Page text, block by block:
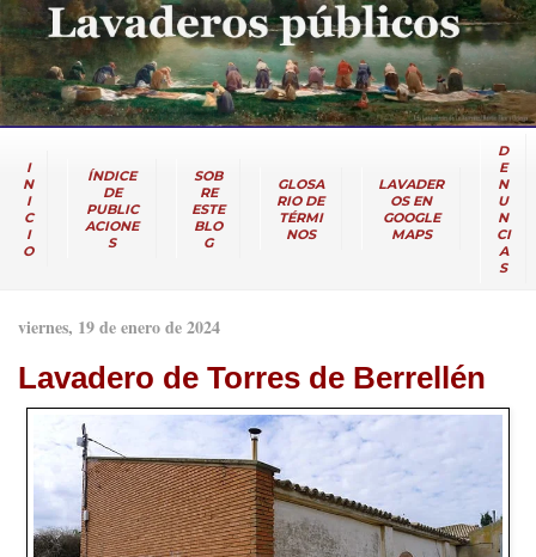
I
N
I
C
I
O
ÍNDICE
DE
PUBLIC
ACIONE
S
SOB
RE
ESTE
BLO
G
GLOSA
RIO DE
TÉRMI
NOS
LAVADER
OS EN
GOOGLE
MAPS
D
E
N
U
N
CI
A
S
viernes, 19 de enero de 2024
Lavadero de Torres de Berrellén